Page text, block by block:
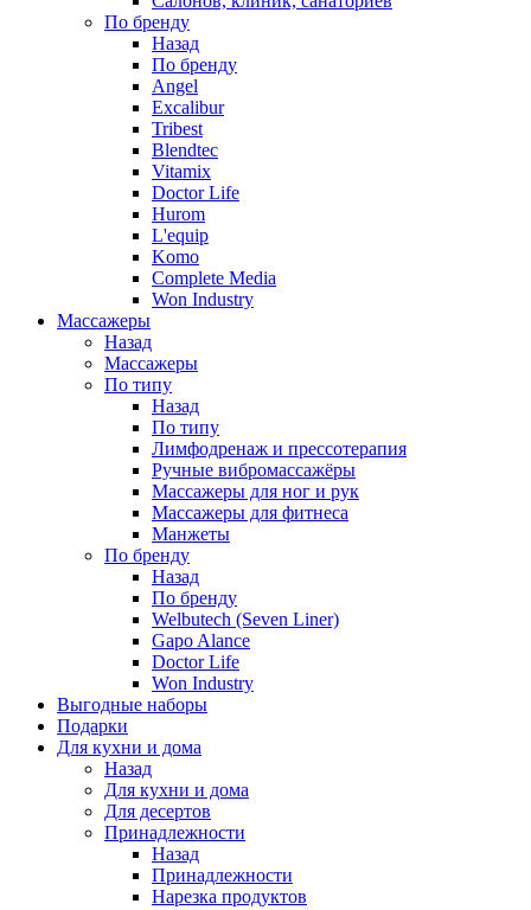
По бренду
Назад
По бренду
Angel
Excalibur
Tribest
Blendtec
Vitamix
Doctor Life
Hurom
L'equip
Komo
Complete Media
Won Industry
Массажеры
Назад
Массажеры
По типу
Назад
По типу
Лимфодренаж и прессотерапия
Ручные вибромассажёры
Массажеры для ног и рук
Массажеры для фитнеса
Манжеты
По бренду
Назад
По бренду
Welbutech (Seven Liner)
Gapo Alance
Doctor Life
Won Industry
Выгодные наборы
Подарки
Для кухни и дома
Назад
Для кухни и дома
Для десертов
Принадлежности
Назад
Принадлежности
Нарезка продуктов